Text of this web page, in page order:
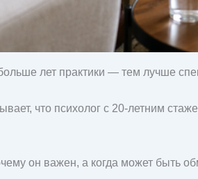
лет практики — тем лучше
что психолог с 20-летним
он важен, а когда может быть